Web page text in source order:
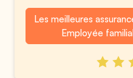
Les meilleures
Employée